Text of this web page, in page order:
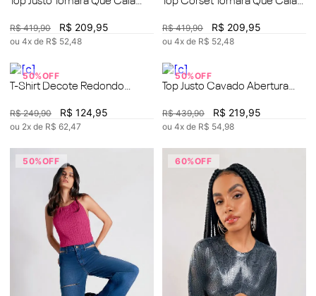
R$ 419,90 R$ 209,95
ou 4x de R$ 52 48
R$ 419,90 R$ 209,95
ou 4x de R$ 52 48
50%OFF
T-Shirt Decote Redondo
R$ 249,90 R$ 124,95
ou 2x de R$ 62 47
50%OFF
Top Justo Cavado Abertura
R$ 439,90 R$ 219,95
ou 4x de R$ 54 98
50%OFF 60%OFF